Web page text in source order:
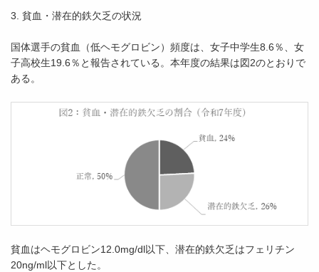
3. 貧血・潜在的鉄欠乏の状況
国体選手の貧血（低ヘモグロビン）頻度は、女子中学生8.6％、女
子高校生19.6％と報告されている。本年度の結果は図2のとおりで
ある。
貧血はヘモグロビン12.0mg/dl以下、潜在的鉄欠乏はフェリチン
20ng/ml以下とした。